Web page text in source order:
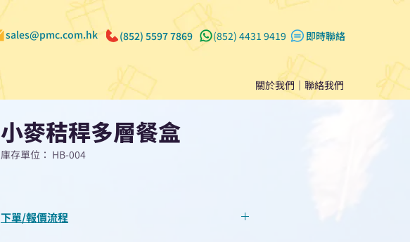
sales@pmc.com.hk (852) 5597 7869 (852) 4431 9419 ​即時聯絡
關於我們 ｜聯絡我們
小麥秸稈多層餐盒
庫存單位： HB-004
下單/報價流程